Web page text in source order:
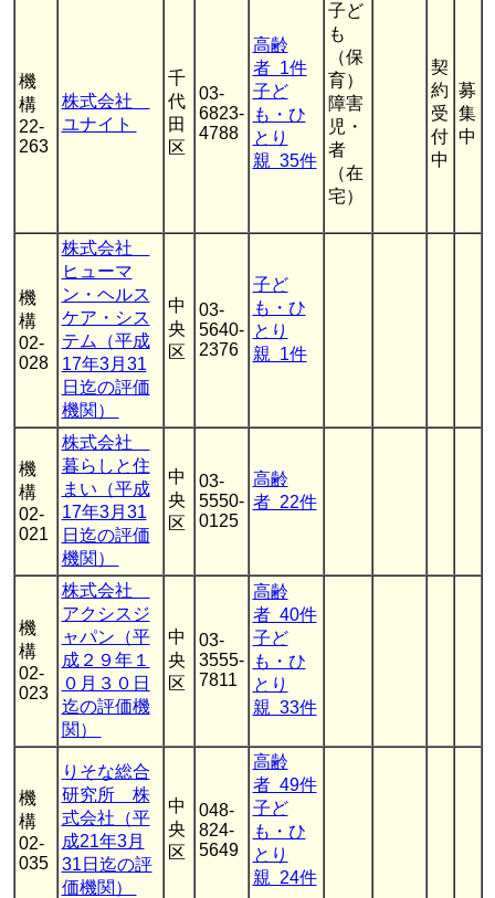
機
構
22-
263
株式会社
ユナイト
千
代
田
区
03-
6823-
4788
高齢
者 1件
子ど
も・ひ
とり
親 35件
子ど
も
（保
育）
障害
児・
者
（在
宅）
契
約
受
付
中
募
集
中
機
構
02-
028
株式会社
ヒューマ
ン・ヘルス
ケア・シス
テム（平成
17年3月31
日迄の評価
機関）
中
央
区
03-
5640-
2376
子ど
も・ひ
とり
親 1件
機
構
02-
021
株式会社
暮らしと住
まい（平成
17年3月31
日迄の評価
機関）
中
央
区
03-
5550-
0125
高齢
者 22件
機
構
02-
023
株式会社
アクシスジ
ャパン（平
成２９年１
０月３０日
迄の評価機
関）
中
央
区
03-
3555-
7811
高齢
者 40件
子ど
も・ひ
とり
親 33件
機
構
02-
035
りそな総合
研究所 株
式会社（平
成21年3月
31日迄の評
価機関）
中
央
区
048-
824-
5649
高齢
者 49件
子ど
も・ひ
とり
親 24件